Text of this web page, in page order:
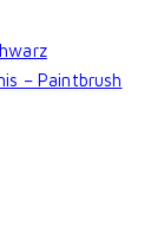
– Paintbrush